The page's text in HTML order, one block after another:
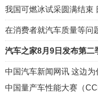
我国可燃冰试采圆满结束
在消费者就汽车质量等问
汽车之家8月9日发布第二
中国汽车新闻网讯 这边
中国量产车性能大赛（